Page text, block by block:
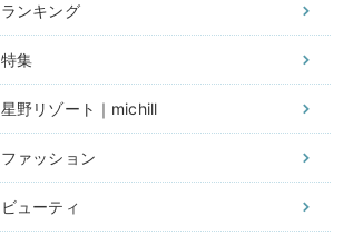
ランキング
特集
星野リゾート｜michill
ファッション
ビューティ